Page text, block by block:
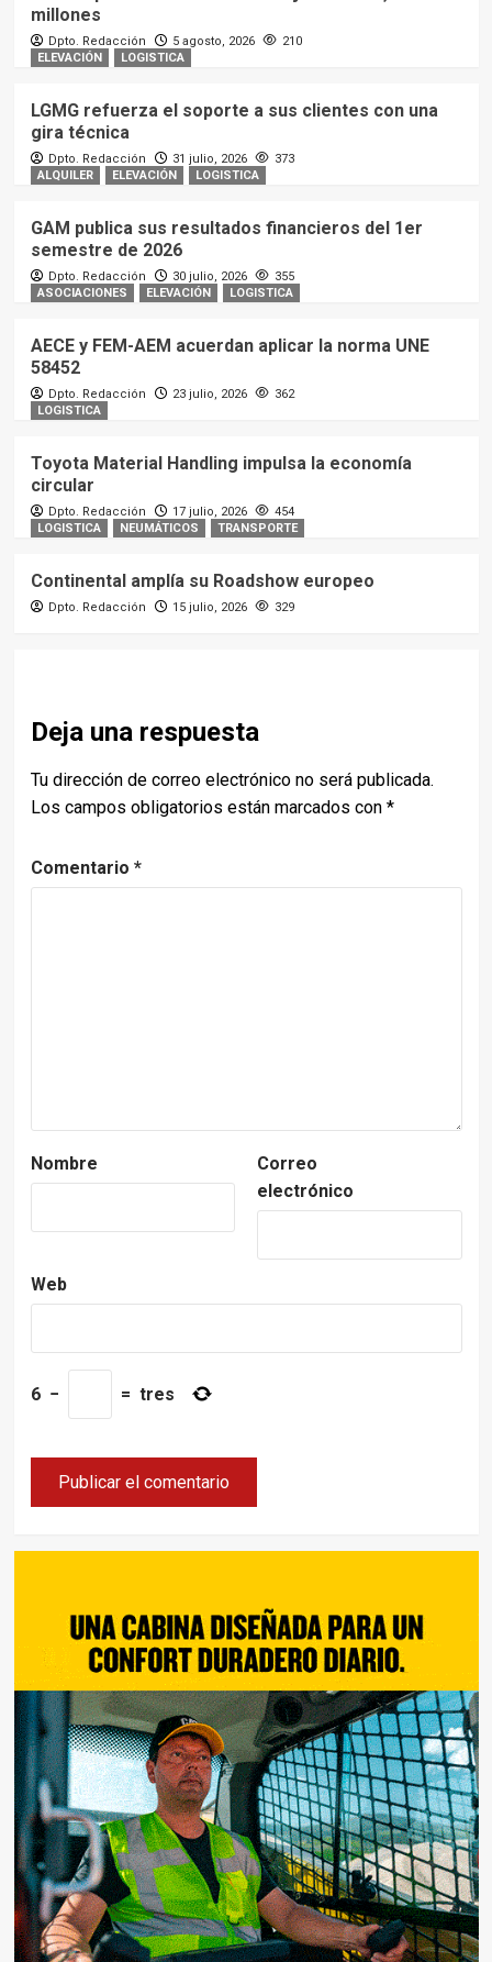
millones
Dpto. Redacción 5 agosto, 2026
210
ELEVACIÓN
LOGISTICA
LGMG refuerza el soporte a sus clientes con una
gira técnica
Dpto. Redacción 31 julio, 2026
373
ALQUILER
ELEVACIÓN LOGISTICA
GAM publica sus resultados financieros del 1er
semestre de 2026
Dpto. Redacción 30 julio, 2026
355
ASOCIACIONES
ELEVACIÓN LOGISTICA
AECE y FEM-AEM acuerdan aplicar la norma UNE
58452
Dpto. Redacción 23 julio, 2026
362
LOGISTICA
Toyota Material Handling impulsa la economía
circular
Dpto. Redacción 17 julio, 2026
454
LOGISTICA
NEUMÁTICOS TRANSPORTE
Continental amplía su Roadshow europeo
Dpto. Redacción 15 julio, 2026 329
Deja una respuesta
Tu dirección de correo electrónico no será publicada.
Los campos obligatorios están marcados con *
Comentario *
Nombre
Correo
electrónico
Web
6 − = tres